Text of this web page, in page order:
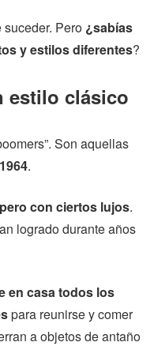
Pero ¿sabías
y estilos diferentes?
estilo clásico
Son aquellas
.
con ciertos lujos.
logrado durante años
en casa todos los
para reunirse y comer
a objetos de antaño